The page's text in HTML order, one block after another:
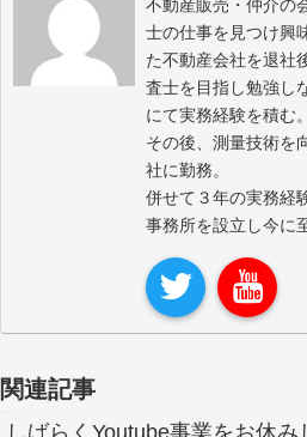
不動産販売・仲介の
士の仕事を見つけ興
た不動産会社を退社
査士を目指し勉強し
にて実務経験を積む。
その後、測量技術を
社に勤務。
併せて３年の実務経
事務所を設立し今に
関連記事